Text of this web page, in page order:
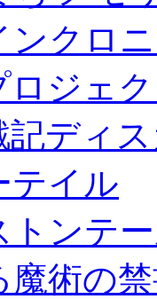
ンクロ
ロジェク
記ディ
テイル
トンテ
魔術の